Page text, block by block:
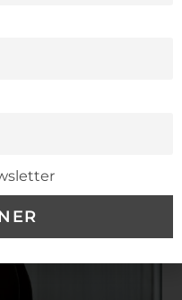
de référence en